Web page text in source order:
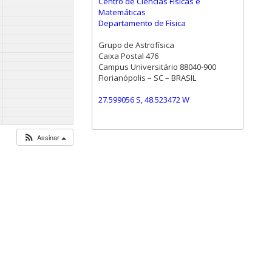
Assinar
Matemáticas
Departamento de Física
Grupo de Astrofísica
Caixa Postal 476
Campus Universitário 88040-900
Florianópolis – SC – BRASIL
27.599056 S, 48.523472 W